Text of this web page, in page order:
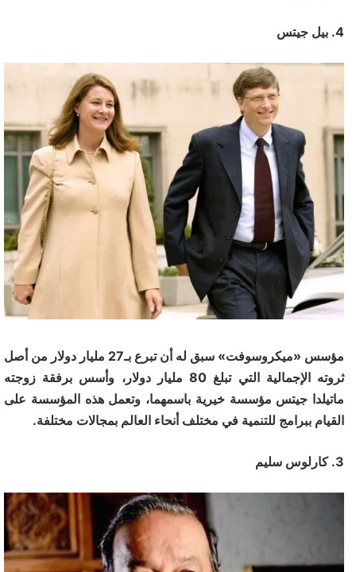
4. بيل جيتس
مؤسس «ميكروسوفت» سبق له أن تبرع بـ27 مليار دولار من أصل
ثروته الإجمالية التي تبلغ 80 مليار دولار، وأسس برفقة زوجته
ماتيلدا جيتس مؤسسة خيرية باسمهما، وتعمل هذه المؤسسة على
القيام ببرامج للتنمية في مختلف أنحاء العالم بمجالات مختلفة.
3. كارلوس سليم